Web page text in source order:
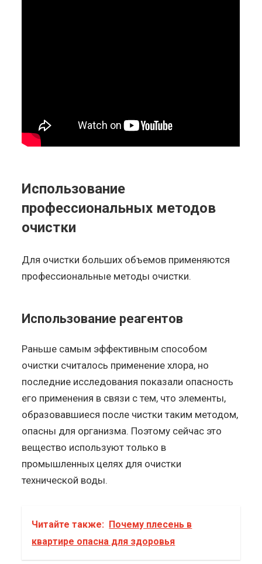
Использование
профессиональных методов
очистки
Для очистки больших объемов применяются
профессиональные методы очистки.
Использование реагентов
Раньше самым эффективным способом
очистки считалось применение хлора, но
последние исследования показали опасность
его применения в связи с тем, что элементы,
образовавшиеся после чистки таким методом,
опасны для организма. Поэтому сейчас это
вещество используют только в
промышленных целях для очистки
технической воды.
Читайте также: Почему плесень в
квартире опасна для здоровья